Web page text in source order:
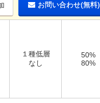
お問い合わせ(無料)
１種低層
なし
50%
80%